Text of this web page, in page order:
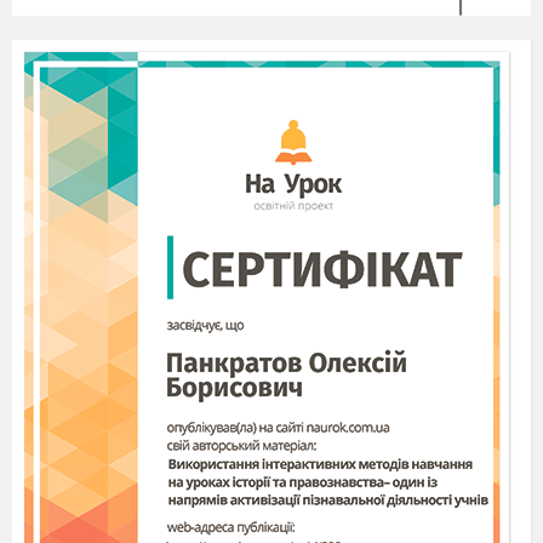
ІІІ. Робота з ПК.
1. Безпека життєдіяльності під час роботи з
комп’ютером.
(Фронтально: повторення правил безпеки
життєдіяльності для учнів під час роботи з
комп’ютером).
2. Розподіл на трійки: 1 – робота з тестами за
партами (5 хв),
2 – робота з
програмами з ПК (5 хв),
3 – консультант.
3. Тести.
- Познач правильну відповідь.
1).Повідомлення можуть бути усними,
письмовими, у вигляді малюнків, умовних